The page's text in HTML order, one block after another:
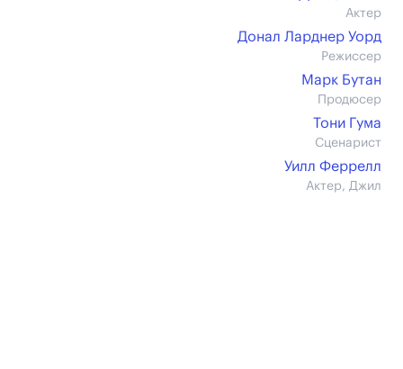
Актер
Донал Ларднер Уорд
Режиссер
Марк Бутан
Продюсер
Тони Гума
Сценарист
Уилл Феррелл
Актер, Джил